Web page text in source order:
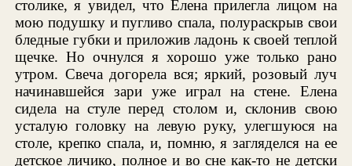
столике, я увидел, что Елена прилегла лицом на
мою подушку и пугливо спала, полураскрыв свои
бледные губки и приложив ладонь к своей теплой
щечке. Но очнулся я хорошо уже только рано
утром. Свеча догорела вся; яркий, розовый луч
начинавшейся зари уже играл на стене. Елена
сидела на стуле перед столом и, склонив свою
усталую головку на левую руку, улегшуюся на
столе, крепко спала, и, помню, я загляделся на ее
детское личико, полное и во сне как-то не детски